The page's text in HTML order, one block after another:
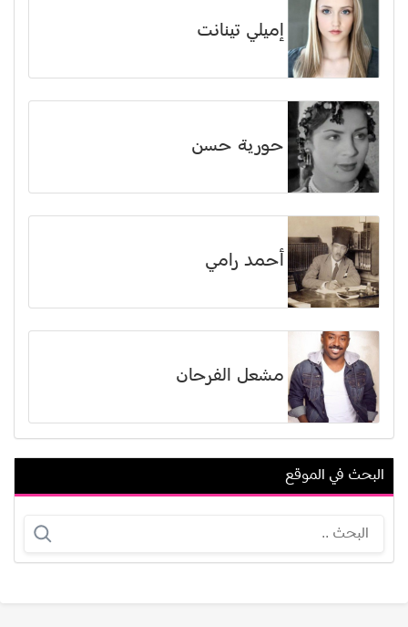
إميلي تينانت
حورية حسن
أحمد رامي
مشعل الفرحان
ماهش بابو
البحث في الموقع